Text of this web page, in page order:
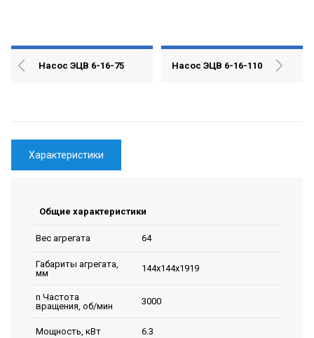
Насос ЭЦВ 6-16-75 Насос ЭЦВ 6-16-110
Характеристики
Общие характеристики
Вес агрегата 64
Габариты агрегата,
мм
144х144х1919
n Частота
вращения, об/мин
3000
Мощность, кВт 6.3